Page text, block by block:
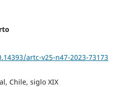
artc-v25-n47-2023-73173
Chile, siglo XIX